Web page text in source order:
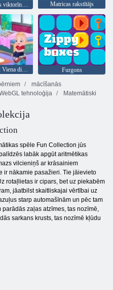
Matemātikas viktorīna ar negatīviem skaitļiem Matricas rakstītājs
Baby Hazel: Viena diena bērnudārzā
Furgons
mācīšanās
tehnoloģija Matemātiski
spēle Fun Collection jūs
labāk apgūt aritmētikas
vilcieniņš ar krāsainiem
ir nākamie pasažieri. Tie jāievieto
rotaļlietas ir cipars, bet uz piekabēm
jāatbilst skaitliskajai vērtībai uz
starp automašīnām un pēc tam
zaļas atzīmes, tas nozīmē,
sarkans krusts, tas nozīmē kļūdu